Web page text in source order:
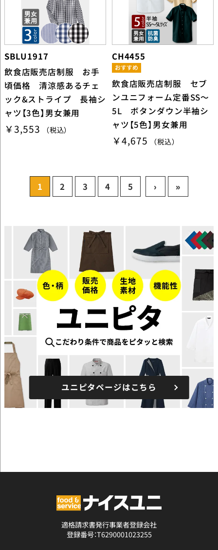
SBLU1917
飲食店販売店制服 お手
頃価格 清涼感あるチェ
ック&ストライプ 長袖シ
ャツ【3色】男女兼用
￥3,553 （税込）
CH4455
飲食店販売店制服 セブ
ンユニフォーム定番SS～
5L ボタンダウン半袖シ
ャツ【5色】男女兼用
￥4,675 （税込）
1 2 3 4 5 › »
ユニピタページはこちら
適格請求書発行事業者登録会社
登録番号：T6290001023255